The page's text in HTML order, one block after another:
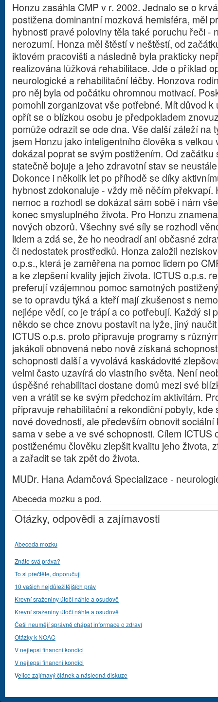
Honzu zasáhla CMP v r. 2002. Jednalo se o
postižena dominantní mozková hemisféra, měl
hybnosti pravé poloviny těla také poruchu řeči -
nerozumí. Honza měl štěstí v neštěstí, od
iktovém pracovišti a následně byla prakticky
realizována lůžková rehabilitace. Jde o příklad
neurologické a rehabilitační léčby. Honzova
pro něj byla od počátku ohromnou motivací.
pomohli zorganizovat vše potřebné. Mít důvod
opřít se o blízkou osobu je předpokladem
pomůže odrazit se ode dna. Vše další záleží na
jsem Honzu jako inteligentního člověka s
dokázal poprat se svým postižením. Od začátku
statečně bojuje a jeho zdravotní stav se
Dokonce i několik let po příhodě se díky
hybnost zdokonaluje - vždy mě něčím překvapí.
nemoc a rozhodl se dokázat sám sobě i nám
konec smysluplného života. Pro Honzu
nových obzorů. Všechny své síly se rozhodl
lidem a zdá se, že ho neodradí ani občasné
či nedostatek prostředků. Honza založil
o.p.s., která je zaměřena na pomoc lidem po
a ke zlepšení kvality jejich života. ICTUS o.p.s.
preferují vzájemnou pomoc samotných
se to opravdu týká a kteří mají zkušenost s
nejlépe vědí, co je trápí a co potřebují. Každý si
někdo se chce znovu postavit na lyže, jiný
ICTUS o.p.s. proto připravuje programy s
jakákoli obnovená nebo nově získaná
schopnosti další a vyvolává kaskádovité
velmi často uzavírá do vlastního světa. Není
úspěšné rehabilitaci dostane domů mezi své
ven a vrátit se ke svým předchozím aktivitám.
připravuje rehabilitační a rekondiční pobyty, kde
nové dovednosti, ale především obnovit
sama v sebe a ve své schopnosti. Cílem ICTUS
postiženému člověku zlepšit kvalitu jeho života,
a zařadit se tak zpět do života.
MUDr. Hana Adamčová Specializace -
Abeceda mozku a pod.
Otázky, odpovědi a zajímavosti
Abeceda mozku
Znáte svá práva?
To si přečtěte, doporučuji
10 vašich nejdůležitějších práv
Krevní sraženiny útočí náhle a osudově
Krevní sraženiny útočí náhle a osudově
Češi neumějí správně chápat informace o zdraví
Otázky k NOAC
V nejlepsi financni kondici
V nejlepsi financni kondici
Velice zajímavý článek a následná diskuze